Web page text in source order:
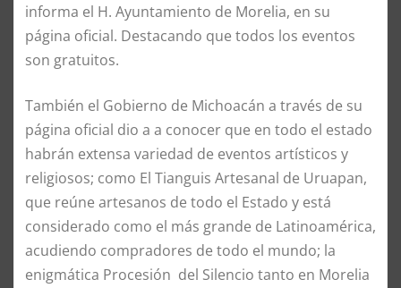
informa el H. Ayuntamiento de Morelia, en su
página oficial. Destacando que todos los eventos
son gratuitos.
También el Gobierno de Michoacán a través de su
página oficial dio a a conocer que en todo el estado
habrán extensa variedad de eventos artísticos y
religiosos; como El Tianguis Artesanal de Uruapan,
que reúne artesanos de todo el Estado y está
considerado como el más grande de Latinoamérica,
acudiendo compradores de todo el mundo; la
enigmática Procesión del Silencio tanto en Morelia